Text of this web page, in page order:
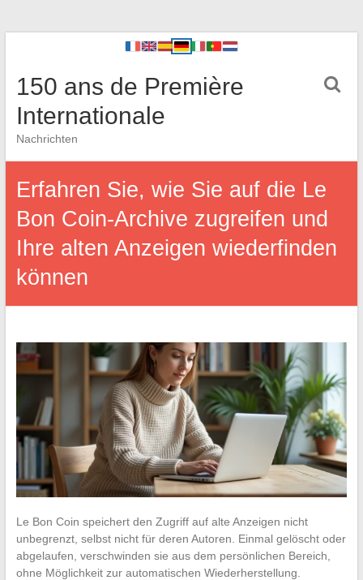
150 ans de Première
Internationale
Nachrichten
Erfahren Sie, wie Sie auf die Le
Bon Coin-Archive zugreifen und
Ihre alten Anzeigen wiederfinden
können
Le Bon Coin speichert den Zugriff auf alte Anzeigen nicht
unbegrenzt, selbst nicht für deren Autoren. Einmal gelöscht oder
abgelaufen, verschwinden sie aus dem persönlichen Bereich,
ohne Möglichkeit zur automatischen Wiederherstellung.